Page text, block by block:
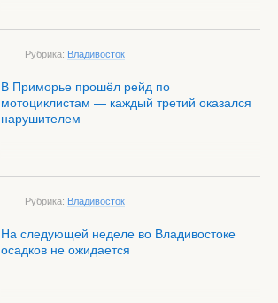
Рубрика: Владивосток
В Приморье прошёл рейд по
мотоциклистам — каждый третий оказался
нарушителем
Рубрика: Владивосток
На следующей неделе во Владивостоке
осадков не ожидается